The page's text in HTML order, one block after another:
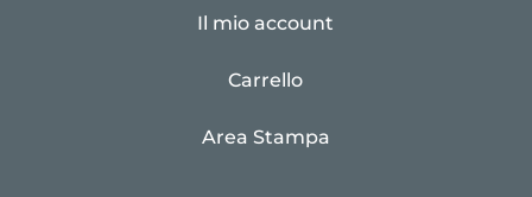
Il mio account
Carrello
Area Stampa